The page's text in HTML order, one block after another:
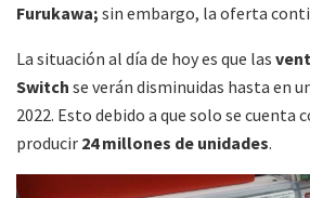
Furukawa; sin embargo, la oferta
La situación al día de hoy es que las
Switch se verán disminuidas hasta en
2022. Esto debido a que solo se cuenta
producir 24 millones de unidades.